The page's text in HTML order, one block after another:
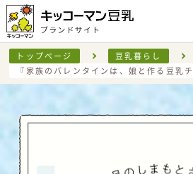
トップページ
豆乳暮らし
『家族のバレンタインは、娘と作る豆乳チ